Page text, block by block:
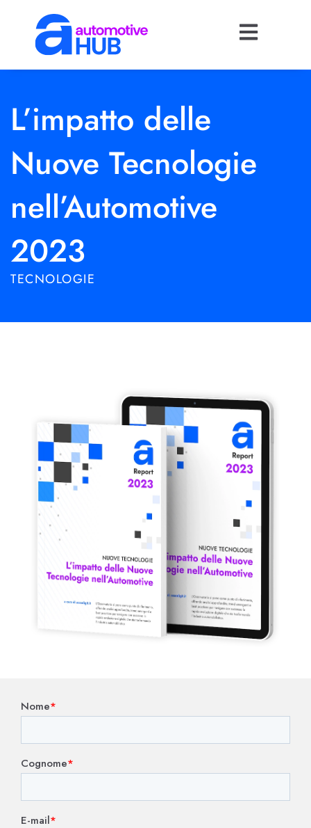
L’impatto delle
Nuove Tecnologie
nell’Automotive
2023
TECNOLOGIE